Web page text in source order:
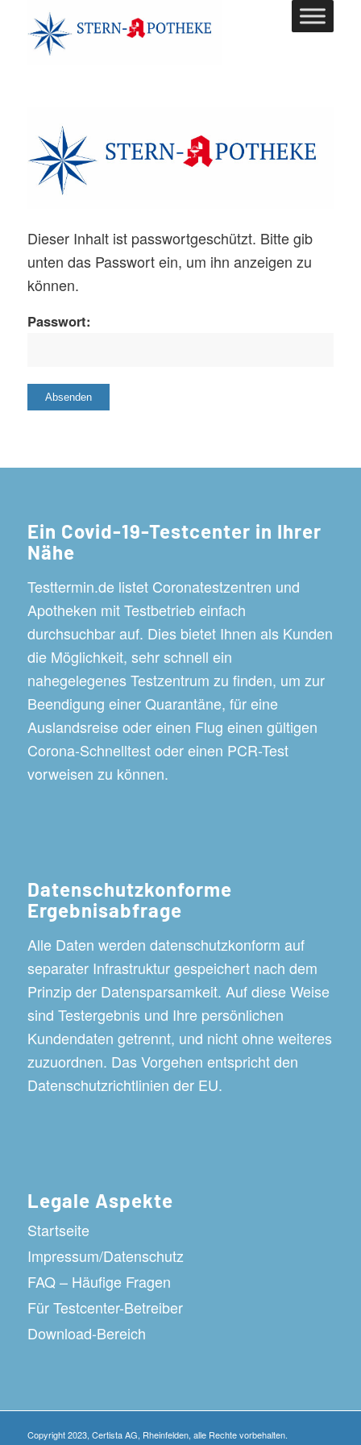
Dieser Inhalt ist passwortgeschützt. Bitte gib
unten das Passwort ein, um ihn anzeigen zu
können.
Passwort:
Ein Covid-19-Testcenter in Ihrer
Nähe
Testtermin.de listet Coronatestzentren und
Apotheken mit Testbetrieb einfach
durchsuchbar auf. Dies bietet Ihnen als Kunden
die Möglichkeit, sehr schnell ein
nahegelegenes Testzentrum zu finden, um zur
Beendigung einer Quarantäne, für eine
Auslandsreise oder einen Flug einen gültigen
Corona-Schnelltest oder einen PCR-Test
vorweisen zu können.
Datenschutzkonforme
Ergebnisabfrage
Alle Daten werden datenschutzkonform auf
separater Infrastruktur gespeichert nach dem
Prinzip der Datensparsamkeit. Auf diese Weise
sind Testergebnis und Ihre persönlichen
Kundendaten getrennt, und nicht ohne weiteres
zuzuordnen. Das Vorgehen entspricht den
Datenschutzrichtlinien der EU.
Legale Aspekte
Startseite
Impressum/Datenschutz
FAQ – Häufige Fragen
Für Testcenter-Betreiber
Download-Bereich
Copyright 2023, Certista AG, Rheinfelden, alle Rechte vorbehalten.